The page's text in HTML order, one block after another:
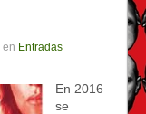
en Entradas
En 2016
se